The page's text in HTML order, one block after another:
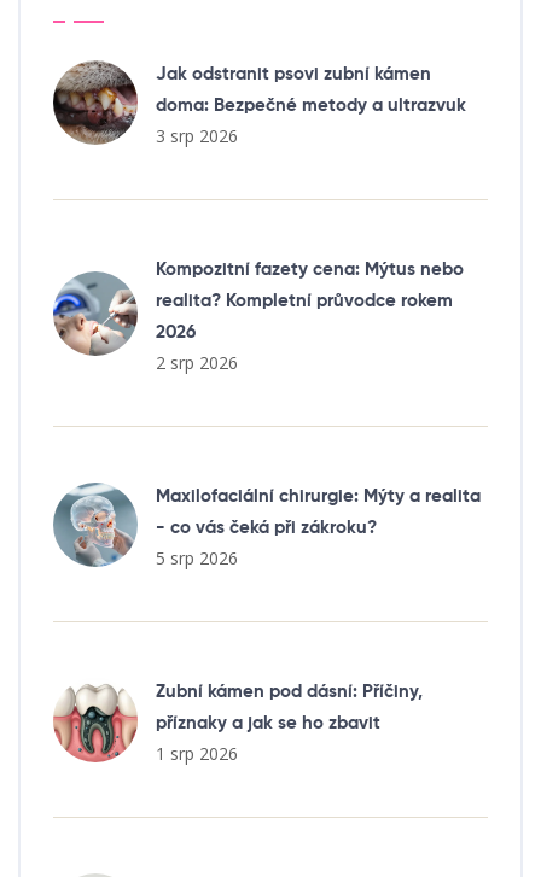
Jak odstranit psovi zubní kámen
doma: Bezpečné metody a ultrazvuk
3 srp 2026
Kompozitní fazety cena: Mýtus nebo
realita? Kompletní průvodce rokem
2026
2 srp 2026
Maxilofaciální chirurgie: Mýty a realita
- co vás čeká při zákroku?
5 srp 2026
Zubní kámen pod dásní: Příčiny,
příznaky a jak se ho zbavit
1 srp 2026